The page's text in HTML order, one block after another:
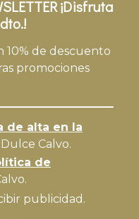
¡Disfruta
10% de descuento
promociones
de alta en la
Calvo.
de
publicidad.